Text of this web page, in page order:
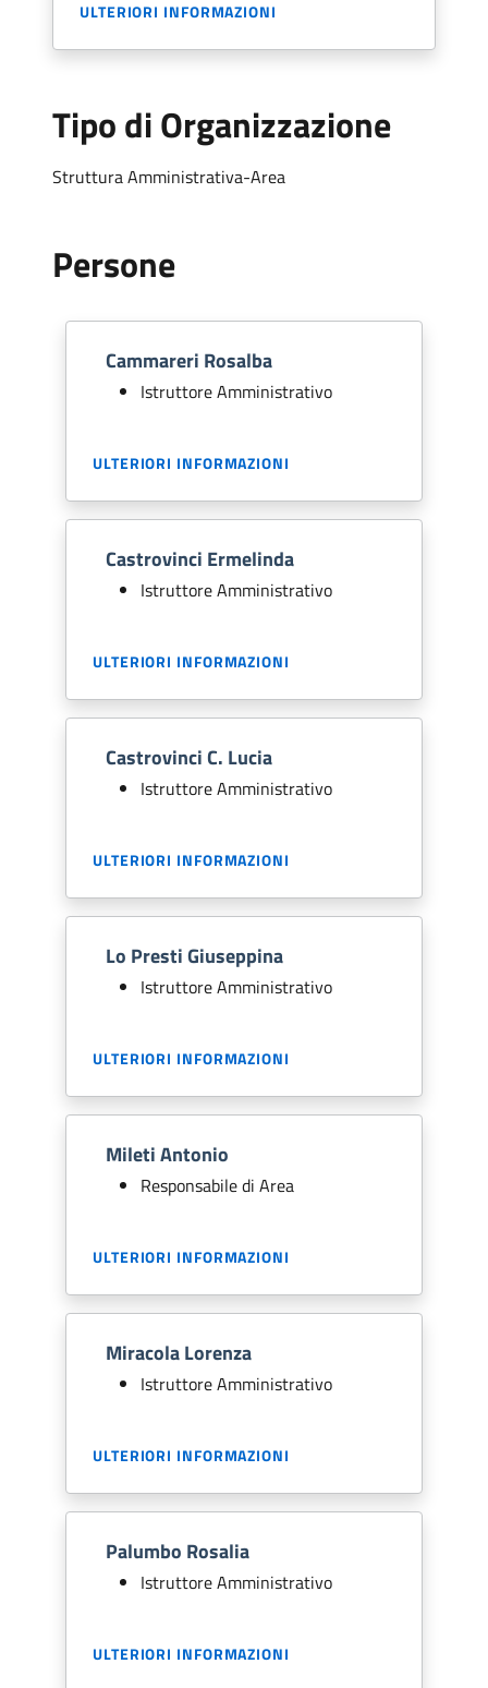
ULTERIORI INFORMAZIONI
Tipo di Organizzazione
Struttura Amministrativa-Area
Persone
Cammareri Rosalba
Istruttore Amministrativo
ULTERIORI INFORMAZIONI
Castrovinci Ermelinda
Istruttore Amministrativo
ULTERIORI INFORMAZIONI
Castrovinci C. Lucia
Istruttore Amministrativo
ULTERIORI INFORMAZIONI
Lo Presti Giuseppina
Istruttore Amministrativo
ULTERIORI INFORMAZIONI
Mileti Antonio
Responsabile di Area
ULTERIORI INFORMAZIONI
Miracola Lorenza
Istruttore Amministrativo
ULTERIORI INFORMAZIONI
Palumbo Rosalia
Istruttore Amministrativo
ULTERIORI INFORMAZIONI